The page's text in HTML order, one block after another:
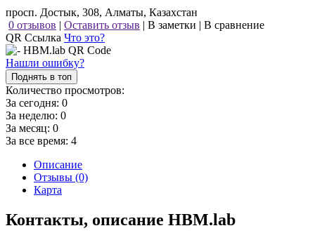
просп. Достык, 308, Алматы, Казахстан
0 отзывов | Оставить отзыв | В заметки | В сравнение
QR Ссылка Что это?
Нашли ошибку?
Поднять в топ
Количество просмотров:
За сегодня: 0
За неделю: 0
За месяц: 0
За все время: 4
Описание
Отзывы (0)
Карта
Контакты, описание HBM.lab